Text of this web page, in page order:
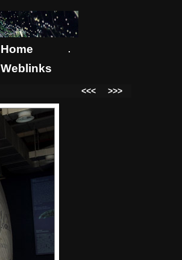
Home .
Weblinks
<<< >>>